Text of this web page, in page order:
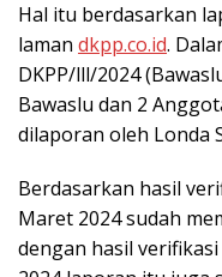
Hal itu berdasarkan
laman dkpp.co.id.
DKPP/lll/2024
Bawaslu dan 2
dilaporan oleh Londa
Berdasarkan hasil
Maret 2024 sudah
dengan hasil